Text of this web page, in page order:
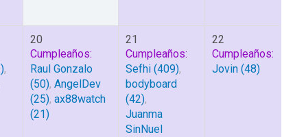
,
20
Cumpleaños:
Raul Gonzalo
(50), AngelDev
(25), ax88watch
(21)
21
Cumpleaños:
Sefhi (409),
bodyboard
(42),
Juanma
SinNuel
22
Cumpleaños:
Jovin (48)